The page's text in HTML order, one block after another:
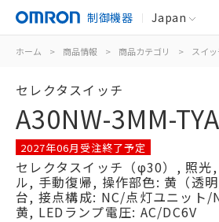
制御機器 Japan
ホーム > 商品情報 > 商品カテゴリ > スイ
セレクタスイッチ
A30NW-3MM-
2027年06月受注終了予定
セレクタスイッチ（φ30）, 照光
ル, 手動復帰, 操作部色: 黄（透
台, 接点構成: NC/点灯ユニット/
黄, LEDランプ電圧: AC/DC6V